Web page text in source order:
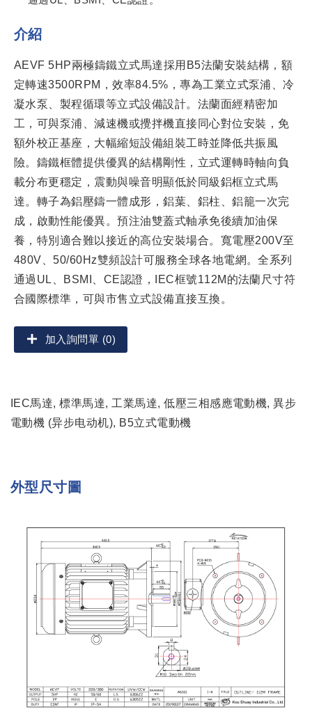
介紹
AEVF 5HP兩極鑄鐵立式馬達採用B5法蘭安裝結構，額
定轉速3500RPM，效率84.5%，專為工業立式泵浦、冷
凝水泵、製程循環等立式設備設計。法蘭面經精密加
工，可與泵浦、減速機或攪拌機直接同心對位安裝，免
額外校正基座，大幅縮短設備組裝工時並降低共振風
險。鑄鐵框體提供優異的結構剛性，立式運轉時軸向負
載分布更穩定，震動與噪音明顯低於同級鋁框立式馬
達。轉子為鋁壓鑄一體成形，鋁葉、鋁柱、鋁籠一次完
成，啟動性能優異。預注油雙蓋式軸承免後續加油保
養，特別適合難以接近的高位安裝場合。寬電壓200V至
480V、50/60Hz雙頻設計可服務全球各地電網。全系列
通過UL、BSMI、CE認證，IEC框號112M的法蘭尺寸符
合國際標準，可與市售立式設備直接互換。
加入詢問單 (0)
IEC馬達, 標準馬達, 工業馬達, 低壓三相感應電動機, 異步
電動機 (异步电动机), B5立式電動機
外型尺寸圖